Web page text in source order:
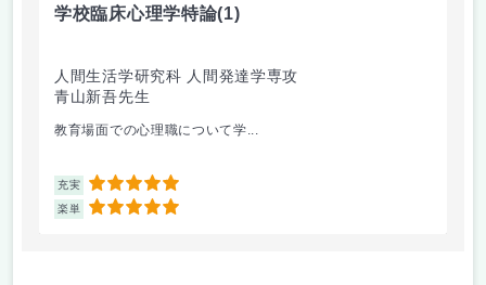
学校臨床心理学特論(1)
人間生活学研究科 人間発達学専攻
青山新吾先生
教育場面での心理職について学...
充実 5
楽単 5